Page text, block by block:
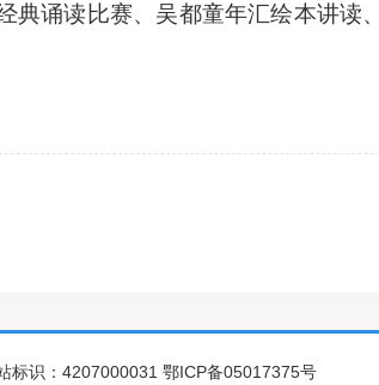
典诵读比赛、吴都童年汇绘本讲读
标识：4207000031 鄂ICP备05017375号